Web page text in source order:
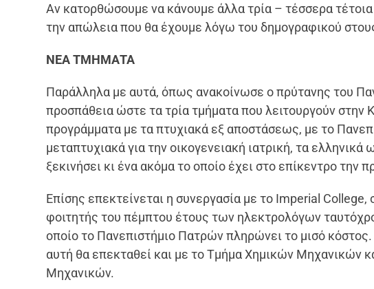
Αν κατορθώσουμε να κάνουμε άλλα τρία – τέσσερα
την απώλεια που θα έχουμε λόγω του δημογραφικού
ΝΕΑ ΤΜΗΜΑΤΑ
Παράλληλα με αυτά, όπως ανακοίνωσε ο πρύτανης του
προσπάθεια ώστε τα τρία τμήματα που λειτουργούν στην
προγράμματα με τα πτυχιακά εξ αποστάσεως, με το
μεταπτυχιακά για την οικογενειακή ιατρική, τα
ξεκινήσει κι ένα ακόμα το οποίο έχει στο επίκεντρο την
Επίσης επεκτείνεται η συνεργασία με το Imperial
φοιτητής του πέμπτου έτους των ηλεκτρολόγων
οποίο το Πανεπιστήμιο Πατρών πληρώνει το μισό
αυτή θα επεκταθεί και με το Τμήμα Χημικών Μηχανικών
Μηχανικών.